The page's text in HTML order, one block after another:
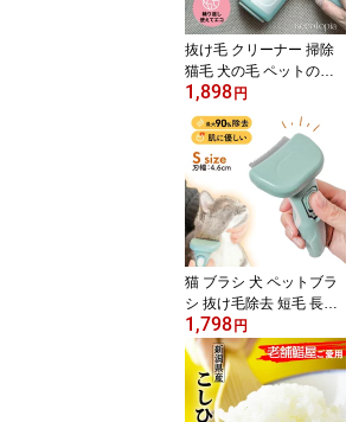
高級 またたび 長持ち 直
径約40cm
抜け毛 クリーナー 掃除
猫毛 犬の毛 ペットの毛
取り 抜け毛取り ハンデ
ィクリーナー繰り返し使
える ペットヘアクリーナ
ー ソファ カーペット 短
毛 長毛 ブラシ ワンプッ
シュ うさぎ コロコロ ロ
ーラー 服 柴犬 換毛期 抜
け毛対策 ワイパー necot
opia
1,898 円
猫 ブラシ 犬 ペットブラ
シ 抜け毛除去 短毛 長毛
兼用 毛取り ブラシ 静電
気防止 スリッカーブラシ
ワンプッシュ 除毛 毛玉
取りブラシ 猫ブラシ ブ
ラッシング 除毛 換毛期
1,798 円